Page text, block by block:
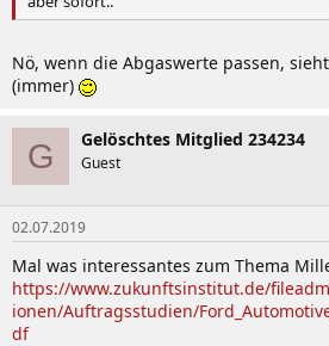
Nö, wenn die Abgaswerte passen,
(immer)
G Gelöschtes Mitglied 234234
Guest
02.07.2019
Mal was interessantes zum Thema
https://www.zukunftsinstitut.de/
ionen/Auftragsstudien/
df